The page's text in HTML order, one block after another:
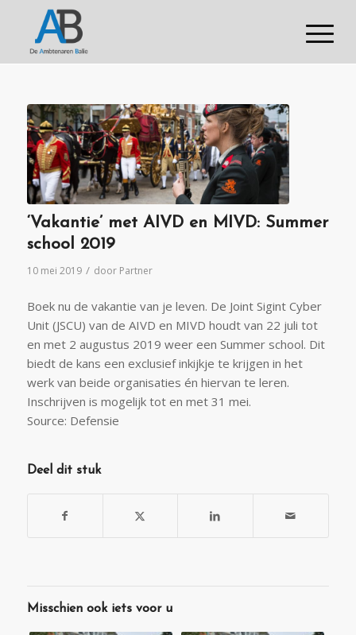
‘Vakantie’ met AIVD en MIVD: Summer
school 2019
10 mei 2019 / door Partner
Boek nu de vakantie van je leven. De Joint Sigint Cyber
Unit (JSCU) van de AIVD en MIVD houdt van 22 juli tot
en met 2 augustus 2019 weer een Summer school. Dit
biedt de kans een exclusief inkijkje te krijgen in het
werk van beide organisaties én hiervan te leren.
Inschrijven is mogelijk tot en met 31 mei.
Source: Defensie
Deel dit stuk
Misschien ook iets voor u